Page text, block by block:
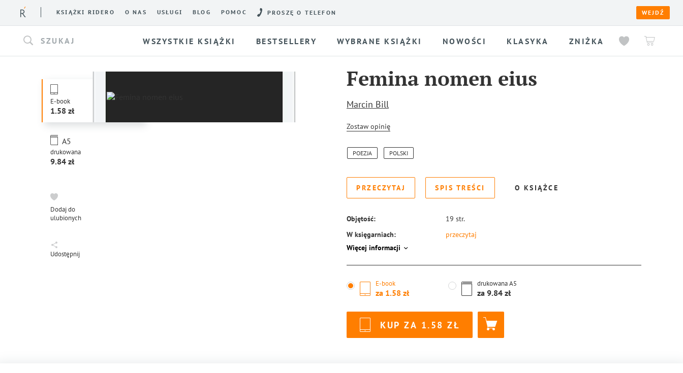
KSIĄŻKI RIDERO O NAS USŁUGI BLOG POMOC PROSZĘ O TELEFON WEJDŹ
SZUKAJ WSZYSTKIE KSIĄŻKI BESTSELLERY WYBRANE KSIĄŻKI NOWOŚCI KLASYKA ZNIŻKA
E-book
1.58
drukowana
A5
9.84
Dodaj do
ulubionych
Udostępnij
Femina nomen eius
Marcin Bill
Zostaw opinię
POEZJA POLSKI
PRZECZYTAJ SPIS TREŚCI O KSIĄŻCE
Objętość: 19 str.
W księgarniach:
przeczytaj
ISBN:
Więcej informacji
E-book
za 1.58
drukowanaA5
za 9.84
KUP ZA 1.58